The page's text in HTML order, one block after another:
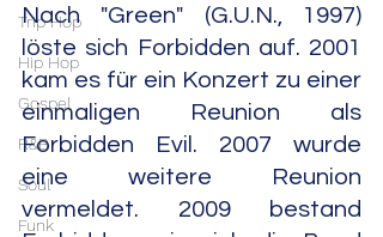
Trip Hop
Hip Hop
Gospel
R&B
Soul
Funk
Nach "Green" (G.U.N., 1997)
löste sich Forbidden auf. 2001
kam es für ein Konzert zu einer
einmaligen Reunion als
Forbidden Evil. 2007 wurde
eine weitere Reunion
vermeldet. 2009 bestand